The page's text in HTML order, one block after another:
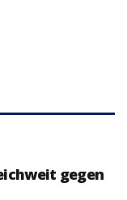
gegen